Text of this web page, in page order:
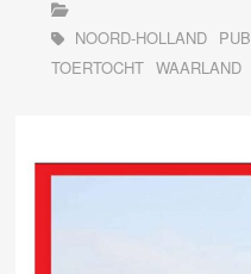
NOORD-HOLLAND PUB
TOERTOCHT WAARLAND